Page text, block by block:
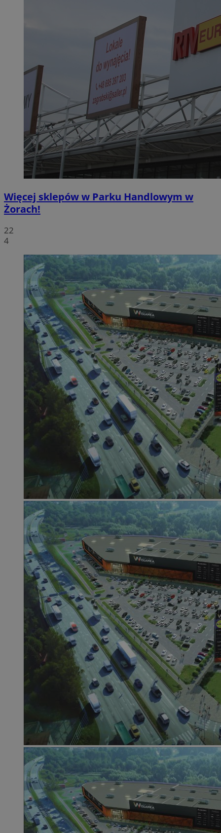
Więcej sklepów w Parku Handlowym w
Żorach!
22
4